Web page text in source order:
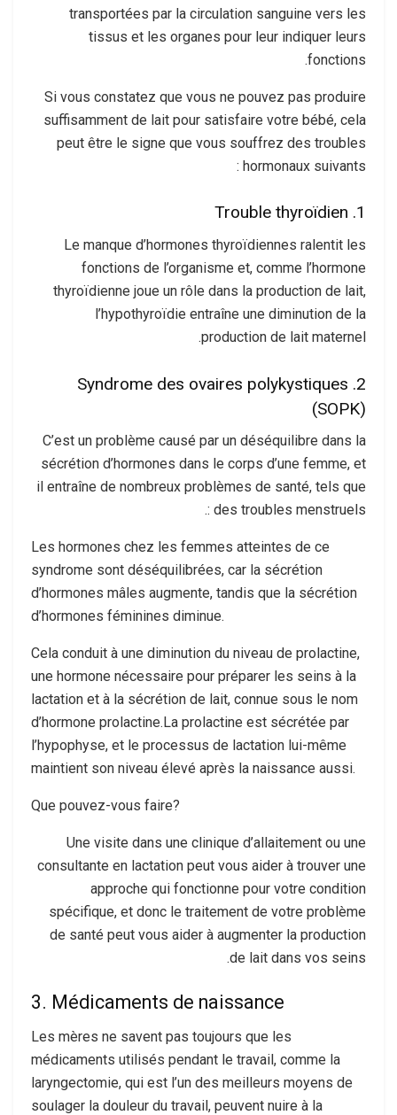
transportées par la circulation sanguine vers les
tissus et les organes pour leur indiquer leurs
fonctions.
Si vous constatez que vous ne pouvez pas produire
suffisamment de lait pour satisfaire votre bébé, cela
peut être le signe que vous souffrez des troubles
hormonaux suivants :
1. Trouble thyroïdien
Le manque d’hormones thyroïdiennes ralentit les
fonctions de l’organisme et, comme l’hormone
thyroïdienne joue un rôle dans la production de lait,
l’hypothyroïdie entraîne une diminution de la
production de lait maternel.
2. Syndrome des ovaires polykystiques
(SOPK)
C’est un problème causé par un déséquilibre dans la
sécrétion d’hormones dans le corps d’une femme, et
il entraîne de nombreux problèmes de santé, tels que
: des troubles menstruels.
Les hormones chez les femmes atteintes de ce
syndrome sont déséquilibrées, car la sécrétion
d’hormones mâles augmente, tandis que la sécrétion
d’hormones féminines diminue.
Cela conduit à une diminution du niveau de prolactine,
une hormone nécessaire pour préparer les seins à la
lactation et à la sécrétion de lait, connue sous le nom
d’hormone prolactine.La prolactine est sécrétée par
l’hypophyse, et le processus de lactation lui-même
maintient son niveau élevé après la naissance aussi.
Que pouvez-vous faire?
Une visite dans une clinique d’allaitement ou une
consultante en lactation peut vous aider à trouver une
approche qui fonctionne pour votre condition
spécifique, et donc le traitement de votre problème
de santé peut vous aider à augmenter la production
de lait dans vos seins.
3. Médicaments de naissance
Les mères ne savent pas toujours que les
médicaments utilisés pendant le travail, comme la
laryngectomie, qui est l’un des meilleurs moyens de
soulager la douleur du travail, peuvent nuire à la